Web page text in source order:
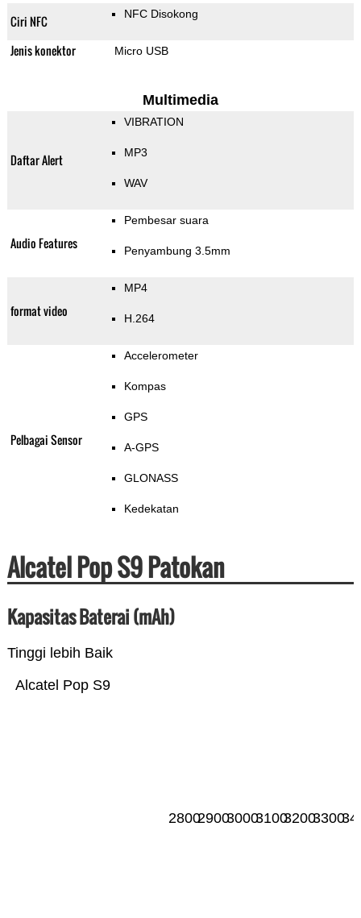
Ciri NFC NFC Disokong
Jenis konektor Micro USB
Multimedia
Daftar Alert
VIBRATION
MP3
WAV
Audio Features
Pembesar suara
Penyambung 3.5mm
format video
MP4
H.264
Pelbagai Sensor
Accelerometer
Kompas
GPS
A-GPS
GLONASS
Kedekatan
Alcatel Pop S9 Patokan
Kapasitas Baterai (mAh)
Tinggi lebih Baik
Alcatel Pop S9
280029003000310032003300